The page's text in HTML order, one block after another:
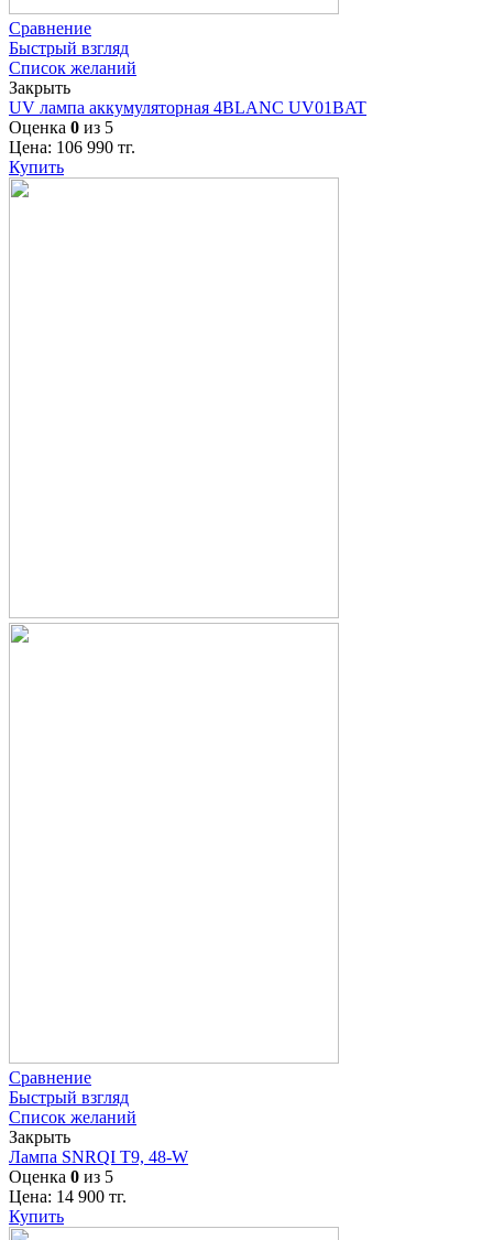
Сравнение
Быстрый взгляд
Список желаний
Закрыть
UV лампа аккумуляторная 4BLANC UV01BAT
Оценка 0 из 5
Цена: 106 990 тг.
Купить
Сравнение
Быстрый взгляд
Список желаний
Закрыть
Лампа SNRQI T9, 48-W
Оценка 0 из 5
Цена: 14 900 тг.
Купить